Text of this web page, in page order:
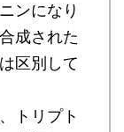
ンになり
成された
区別して
トリプト